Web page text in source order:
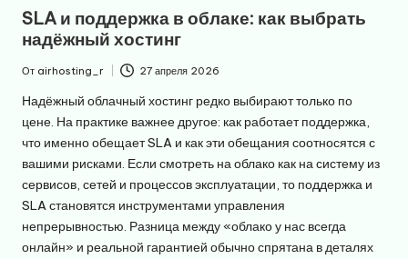
SLA и поддержка в облаке: как выбрать
надёжный хостинг
Запись
от
От airhosting_r 27 апреля 2026
Надёжный облачный хостинг редко выбирают только по
цене. На практике важнее другое: как работает поддержка,
что именно обещает SLA и как эти обещания соотносятся с
вашими рисками. Если смотреть на облако как на систему из
сервисов, сетей и процессов эксплуатации, то поддержка и
SLA становятся инструментами управления
непрерывностью. Разница между «облако у нас всегда
онлайн» и реальной гарантией обычно спрятана в деталях